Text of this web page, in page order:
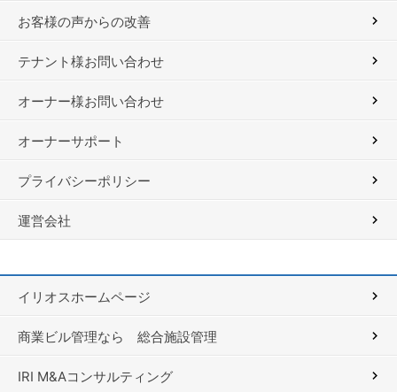
お客様の声からの改善
テナント様お問い合わせ
オーナー様お問い合わせ
オーナーサポート
プライバシーポリシー
運営会社
イリオスホームページ
商業ビル管理なら 総合施設管理
IRI M&Aコンサルティング